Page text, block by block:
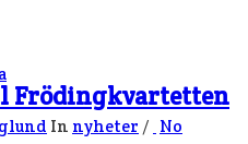
Frödingkvartetten
In nyheter / No